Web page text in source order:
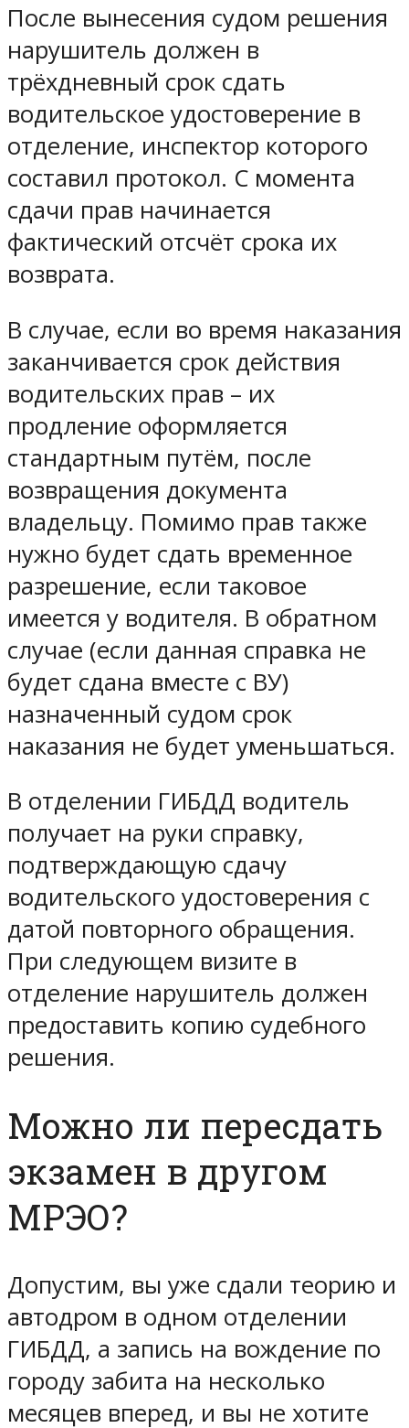
После вынесения судом решения
нарушитель должен в
трёхдневный срок сдать
водительское удостоверение в
отделение, инспектор которого
составил протокол. С момента
сдачи прав начинается
фактический отсчёт срока их
возврата.
В случае, если во время наказания
заканчивается срок действия
водительских прав – их
продление оформляется
стандартным путём, после
возвращения документа
владельцу. Помимо прав также
нужно будет сдать временное
разрешение, если таковое
имеется у водителя. В обратном
случае (если данная справка не
будет сдана вместе с ВУ)
назначенный судом срок
наказания не будет уменьшаться.
В отделении ГИБДД водитель
получает на руки справку,
подтверждающую сдачу
водительского удостоверения с
датой повторного обращения.
При следующем визите в
отделение нарушитель должен
предоставить копию судебного
решения.
Можно ли пересдать
экзамен в другом
МРЭО?
Допустим, вы уже сдали теорию и
автодром в одном отделении
ГИБДД, а запись на вождение по
городу забита на несколько
месяцев вперед, и вы не хотите